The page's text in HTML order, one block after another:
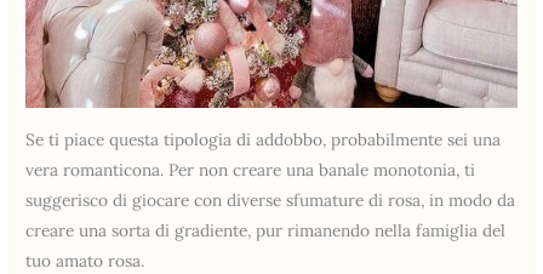
Se ti piace questa tipologia di addobbo, probabilmente sei una
vera romanticona. Per non creare una banale monotonia, ti
suggerisco di giocare con diverse sfumature di rosa, in modo da
creare una sorta di gradiente, pur rimanendo nella famiglia del
tuo amato rosa.